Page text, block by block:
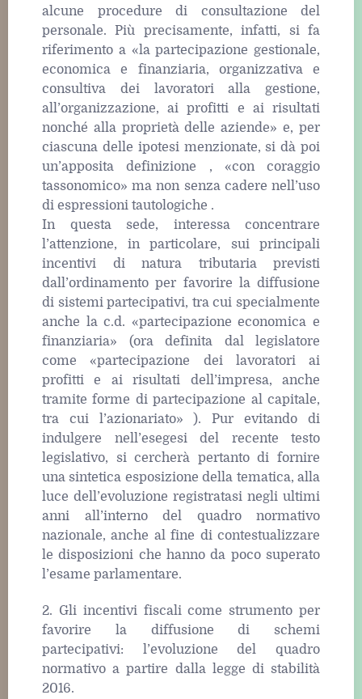
alcune procedure di consultazione del
personale. Più precisamente, infatti, si fa
riferimento a «la partecipazione gestionale,
economica e finanziaria, organizzativa e
consultiva dei lavoratori alla gestione,
all’organizzazione, ai profitti e ai risultati
nonché alla proprietà delle aziende» e, per
ciascuna delle ipotesi menzionate, si dà poi
un’apposita definizione , «con coraggio
tassonomico» ma non senza cadere nell’uso
di espressioni tautologiche .
In questa sede, interessa concentrare
l’attenzione, in particolare, sui principali
incentivi di natura tributaria previsti
dall’ordinamento per favorire la diffusione
di sistemi partecipativi, tra cui specialmente
anche la c.d. «partecipazione economica e
finanziaria» (ora definita dal legislatore
come «partecipazione dei lavoratori ai
profitti e ai risultati dell’impresa, anche
tramite forme di partecipazione al capitale,
tra cui l’azionariato» ). Pur evitando di
indulgere nell’esegesi del recente testo
legislativo, si cercherà pertanto di fornire
una sintetica esposizione della tematica, alla
luce dell’evoluzione registratasi negli ultimi
anni all’interno del quadro normativo
nazionale, anche al fine di contestualizzare
le disposizioni che hanno da poco superato
l’esame parlamentare.
2. Gli incentivi fiscali come strumento per
favorire la diffusione di schemi
partecipativi: l’evoluzione del quadro
normativo a partire dalla legge di stabilità
2016.